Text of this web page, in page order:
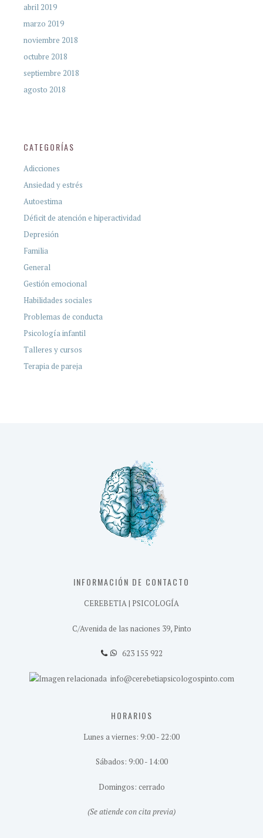
abril 2019
marzo 2019
noviembre 2018
octubre 2018
septiembre 2018
agosto 2018
CATEGORÍAS
Adicciones
Ansiedad y estrés
Autoestima
Déficit de atención e hiperactividad
Depresión
Familia
General
Gestión emocional
Habilidades sociales
Problemas de conducta
Psicología infantil
Talleres y cursos
Terapia de pareja
INFORMACIÓN DE CONTACTO
CEREBETIA | PSICOLOGÍA
C/Avenida de las naciones 39, Pinto
623 155 922
info@cerebetiapsicologospinto.com
HORARIOS
Lunes a viernes: 9:00 - 22:00
Sábados: 9:00 - 14:00
Domingos: cerrado
(Se atiende con cita previa)